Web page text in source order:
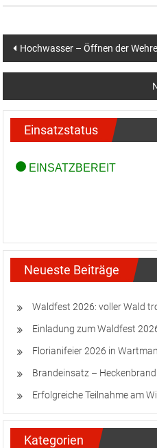
Hochwasser – Öffnen der
Einsatzstatus
Neueste Beiträge
Waldfest 2026: voller Wald
Einladung zum Waldfest
Florianifeier 2026 in
Brandeinsatz – Heckenbrand
Erfolgreiche Teilnahme am
Kategorien